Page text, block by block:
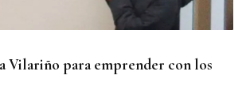
Vilariño para emprender con los